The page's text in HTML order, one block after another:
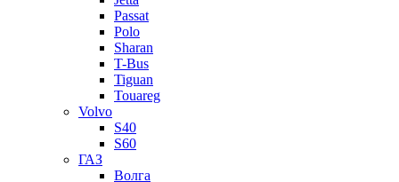
Passat
Polo
Sharan
T-Bus
Tiguan
Touareg
Volvo
S40
S60
ГАЗ
Волга